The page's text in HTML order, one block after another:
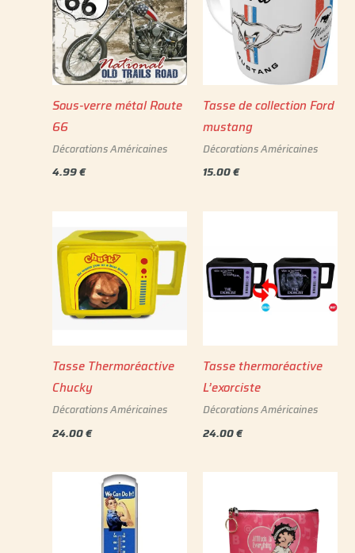
Sous-verre métal Route
66
Décorations Américaines
4.99€
Tasse de collection Ford
mustang
Décorations Américaines
15.00€
Tasse Thermoréactive
Chucky
Décorations Américaines
24.00€
Tasse thermoréactive
L’exorciste
Décorations Américaines
24.00€